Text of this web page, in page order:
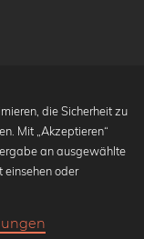
die Sicherheit zu
Mit „Akzeptieren“
an ausgewählte
einsehen oder